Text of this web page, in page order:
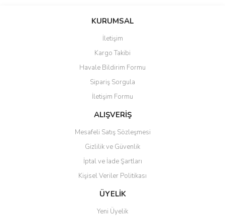
Bu ürüne ilk yorumu siz yapın!
Ürün resmi kalitesiz, bozuk veya görüntülenemiyor.
Ürün açıklamasında eksik bilgiler bulunuyor.
Ürün bilgilerinde hatalar bulunuyor.
Ürün fiyatı diğer sitelerden daha pahalı.
Bu ürüne benzer farklı alternatifler olmalı.
Gönder
KURUMSAL
İletişim
Kargo Takibi
Havale Bildirim Formu
Sipariş Sorgula
İletişim Formu
ALIŞVERİŞ
Mesafeli Satış Sözleşmesi
Gizlilik ve Güvenlik
İptal ve İade Şartları
Kişisel Veriler Politikası
ÜYELİK
Yeni Üyelik